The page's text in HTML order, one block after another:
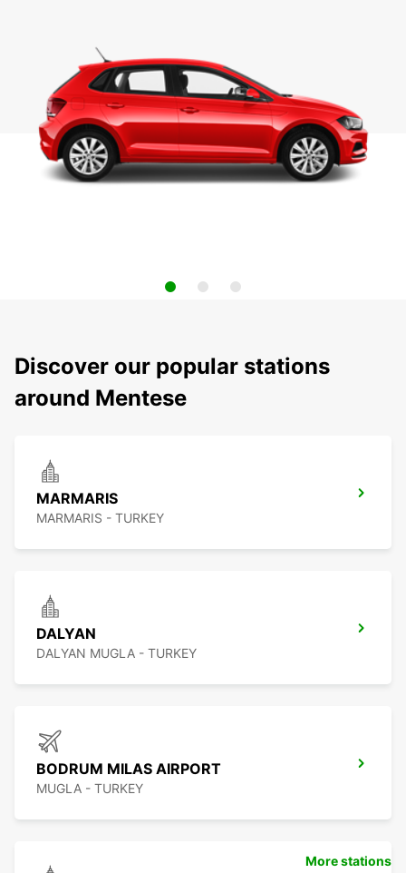
Discover our popular stations
around Mentese
MARMARIS
MARMARIS - TURKEY
DALYAN
DALYAN MUGLA - TURKEY
BODRUM MILAS AIRPORT
MUGLA - TURKEY
More stations